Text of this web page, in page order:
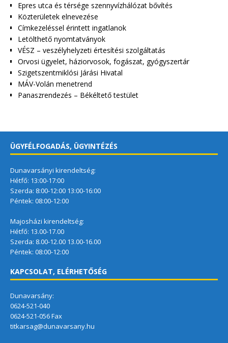
Epres utca és térsége szennyvízhálózat bővítés
Közterületek elnevezése
Címkezeléssel érintett ingatlanok
Letölthető nyomtatványok
VÉSZ – veszélyhelyzeti értesítési szolgáltatás
Orvosi ügyelet, háziorvosok, fogászat, gyógyszertár
Szigetszentmiklósi Járási Hivatal
MÁV-Volán menetrend
Panaszrendezés – Békéltető testület
ÜGYFÉLFOGADÁS, ÜGYINTÉZÉS
Dunavarsányi kirendeltség:
Hétfő: 13:00-17:00
Szerda: 8:00-12:00 13:00-16:00
Péntek: 08:00-12:00
Majosházi kirendeltség:
Hétfő: 13.00-17.00
Szerda: 8.00-12.00 13.00-16.00
Péntek: 08:00-12:00
KAPCSOLAT, ELÉRHETŐSÉG
Dunavarsány:
0624-521-040
0624-521-056 Fax
titkarsag@dunavarsany.hu